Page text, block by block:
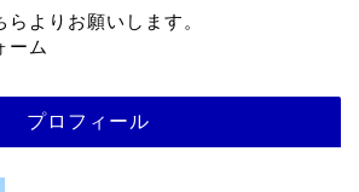
よりお願いします。
ーム
プロフィール